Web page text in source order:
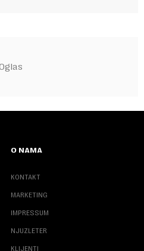
O NAMA
KONTAKT
MARKETING
IMPRESSUM
NJUZLETER
KLIJENTI